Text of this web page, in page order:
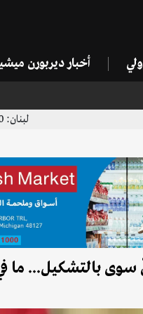
أخبار ديربورن
لبنان: 96171010310+ ديربورن: 13137751171+ | 13136996923+
سوى بالتشكيل...